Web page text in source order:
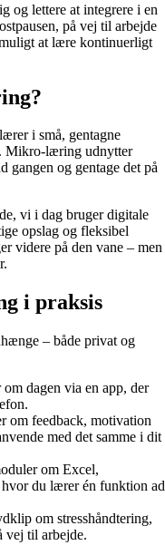
og lettere at integrere i en
på vej til arbejde
at lære kontinuerligt
i små, gentagne
Mikro-læring udnytter
gangen og gentage det på
vi i dag bruger digitale
opslag og fleksibel
videre på den vane – men
i praksis
– både privat og
dagen via en app, der
om feedback, motivation
med det samme i dit
om Excel,
du lærer én funktion ad
om stresshåndtering,
vej til arbejde.